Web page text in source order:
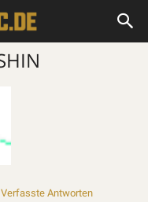
Verfasste Antworten